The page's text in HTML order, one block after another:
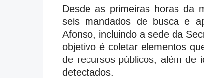
Desde as primeiras horas da
seis mandados de busca e
Afonso, incluindo a sede da
objetivo é coletar elementos
de recursos públicos, além de
detectados.